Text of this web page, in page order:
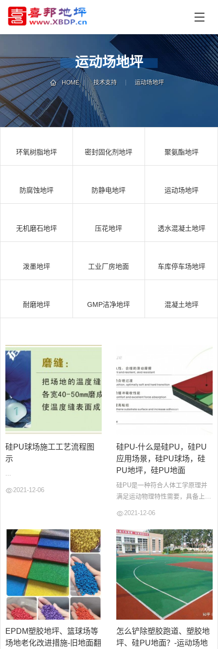
页
中
心
技
术
支
持
资
讯
中
例
运动场地坪
HOME 技术支持 运动场地坪
环氧树脂地坪 密封固化剂地坪 聚氨酯地坪
防腐蚀地坪 防静电地坪 运动场地坪
无机磨石地坪 压花地坪 透水混凝土地坪
泼墨地坪 工业厂房地面 车库停车场地坪
耐磨地坪 GMP洁净地坪 混凝土地坪
硅PU球场施工工艺流程图
示
...
2021-12-06
硅PU-什么是硅PU，硅PU
应用场景，硅PU球场，硅
PU地坪，硅PU地面
硅PU是一种符合人体工学原理并
满足运动物理特性需要，具备上硬
成球场面层材料系统，以单组份有
机硅改性聚氨酯...
2021-12-06
EPDM塑胶地坪、篮球场等
场地老化改进措施-旧地面翻
怎么铲除塑胶跑道、塑胶地
坪、硅PU地面？-运动场地